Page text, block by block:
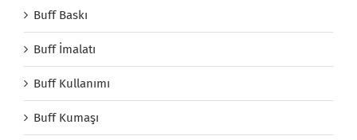
Buff Baskı
Buff İmalatı
Buff Kullanımı
Buff Kumaşı